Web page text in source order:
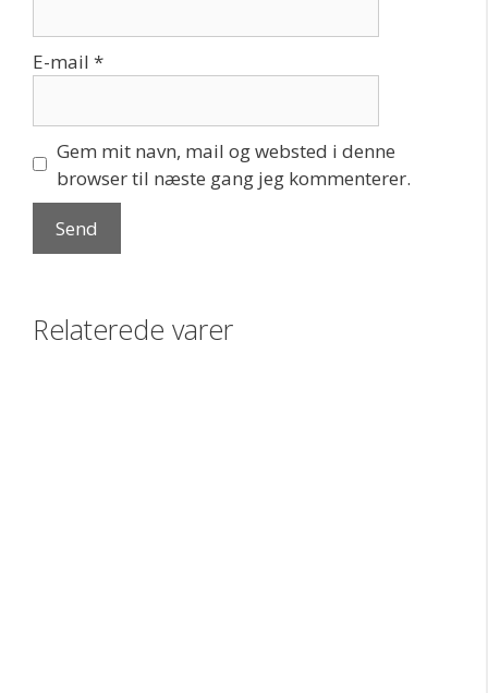
E-mail *
Gem mit navn, mail og websted i denne
browser til næste gang jeg kommenterer.
Relaterede varer